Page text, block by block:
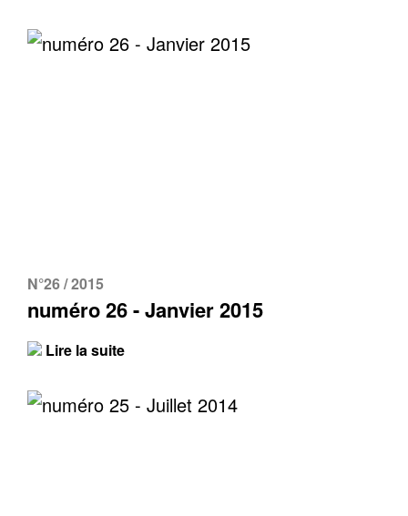
N°26 / 2015
numéro 26 - Janvier 2015
Lire la suite